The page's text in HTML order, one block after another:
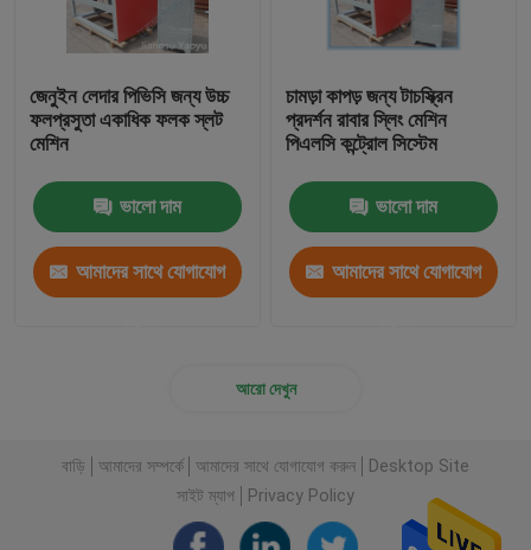
জেনুইন লেদার পিভিসি জন্য উচ্চ
ফলপ্রসুতা একাধিক ফলক স্লট
মেশিন
ভালো দাম
আমাদের সাথে যোগাযোগ
চামড়া কাপড় জন্য টাচস্ক্রিন
প্রদর্শন রাবার স্লিং মেশিন
পিএলসি কন্ট্রোল সিস্টেম
ভালো দাম
আমাদের সাথে যোগাযোগ
আরো দেখুন
বাড়ি আমাদের সম্পর্কে আমাদের সাথে যোগাযোগ করুন
Desktop Site
সাইট ম্যাপ
Privacy Policy